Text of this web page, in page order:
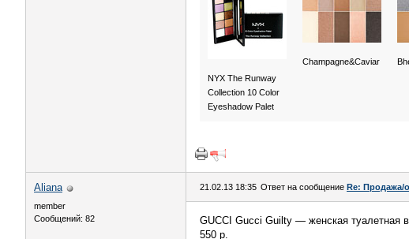
NYX The Runway
Collection 10 Color
Eyeshadow Palet
Champagne&Caviar
Aliana
member
Сообщений: 82
21.02.13 18:35 Ответ на сообщение Re: Продажа/
GUCCI Gucci Guilty — женская туалетная
550 р.